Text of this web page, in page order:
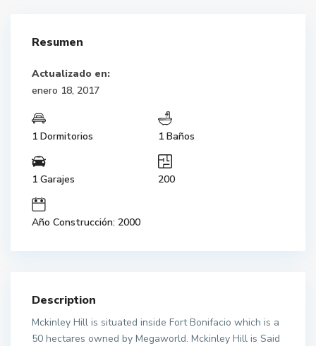
Resumen
Actualizado en:
enero 18, 2017
1 Dormitorios 1 Baños
1 Garajes 200
Año Construcción: 2000
Description
Mckinley Hill is situated inside Fort Bonifacio which is a
50 hectares owned by Megaworld. Mckinley Hill is Said